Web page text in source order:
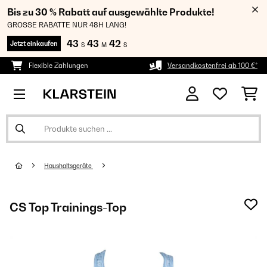
Bis zu 30 % Rabatt auf ausgewählte Produkte!
GROSSE RABATTE NUR 48H LANG!
Jetzt einkaufen 43 S 43 M 41 S
Flexible Zahlungen Versandkostenfrei ab 100 €*
Haushaltsgeräte
CS Top Trainings-Top